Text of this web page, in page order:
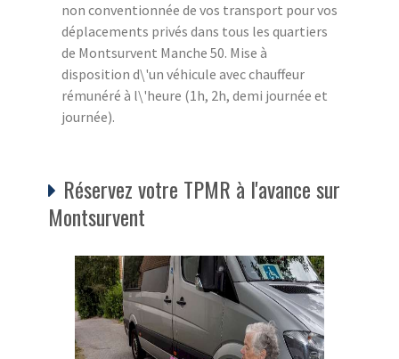
non conventionnée de vos transport pour vos
déplacements privés dans tous les quartiers
de Montsurvent Manche 50. Mise à
disposition d\'un véhicule avec chauffeur
rémunéré à l\'heure (1h, 2h, demi journée et
journée).
Réservez votre TPMR à l'avance sur
Montsurvent